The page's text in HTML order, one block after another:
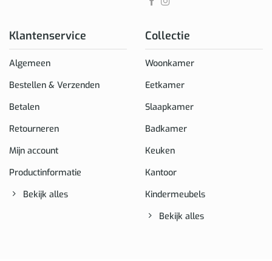
Klantenservice
Algemeen
Bestellen & Verzenden
Betalen
Retourneren
Mijn account
Productinformatie
Bekijk alles
Collectie
Woonkamer
Eetkamer
Slaapkamer
Badkamer
Keuken
Kantoor
Kindermeubels
Bekijk alles